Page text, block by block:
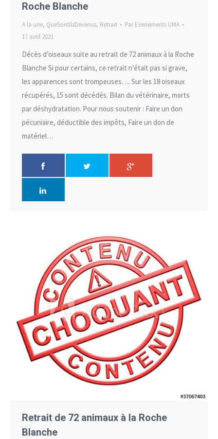
Roche Blanche
A la une, QueSontIlsDevenus, Retrait Par Evenements UMA
17 avril 2021
Décès d’oiseaux suite au retrait de 72 animaux à la Roche
Blanche Si pour certains, ce retrait n’était pas si grave,
les apparences sont trompeuses…. Sur les 18 oiseaux
récupérés, 15 sont décédés. Bilan du vétérinaire, morts
par déshydratation. Pour nous soutenir : Faire un don
pécuniaire, déductible des impôts, Faire un don de
matériel…
Retrait de 72 animaux à la Roche
Blanche